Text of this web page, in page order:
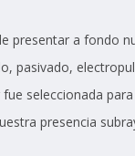
presentar a fondo
pasivado,
seleccionada
presencia